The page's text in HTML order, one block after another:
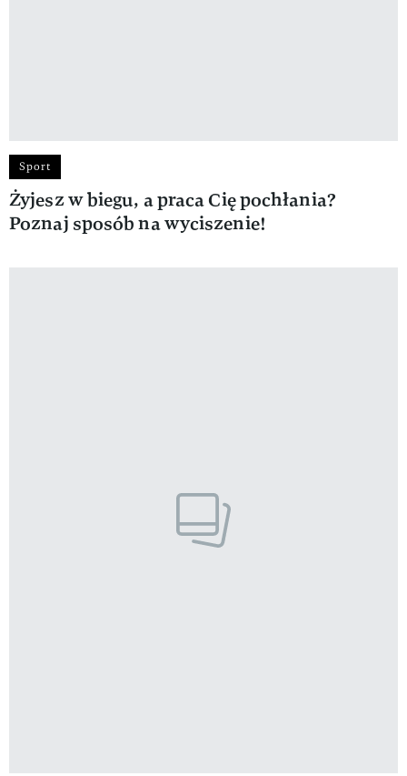
Sport
Żyjesz w biegu, a praca Cię pochłania?
Poznaj sposób na wyciszenie!